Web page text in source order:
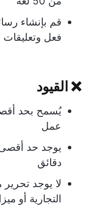
قم بإنشاء
فعل وتعليقات
❌ القيود
عمل
دقائق
لا يوجد تحرير
التجارية أو